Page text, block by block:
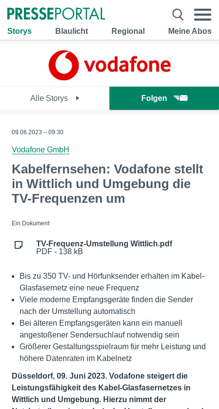
Storys Blaulicht Regional Meine Abos
Alle Storys Folgen
09.06.2023 – 09:30
Vodafone GmbH
Kabelfernsehen: Vodafone stellt
in Wittlich und Umgebung die
TV-Frequenzen um
Ein Dokument
TV-Frequenz-Umstellung Wittlich.pdf
PDF - 138 kB
Bis zu 350 TV- und Hörfunksender erhalten im Kabel-
Glasfasernetz eine neue Frequenz
Viele moderne Empfangsgeräte finden die Sender
nach der Umstellung automatisch
Bei älteren Empfangsgeräten kann ein manuell
angestoßener Sendersuchlauf notwendig sein
Größerer Gestaltungsspielraum für mehr Leistung und
höhere Datenraten im Kabelnetz
Düsseldorf, 09. Juni 2023. Vodafone steigert die
Leistungsfähigkeit des Kabel-Glasfasernetzes in
Wittlich und Umgebung. Hierzu nimmt der